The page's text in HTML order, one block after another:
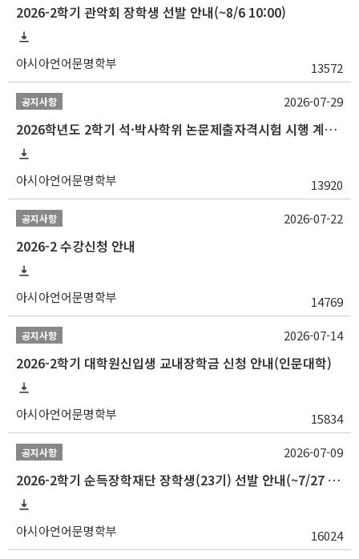
2026-2학기 관악회 장학생 선발 안내(~8/6 10:00)
아시아언어문명학부 13572
공지사항
2026학년도 2학기 석·박사학위 논문제출자격시험 시행 계획 공고
아시아언어문명학부 13920
2026-07-29
공지사항
2026-2 수강신청 안내
아시아언어문명학부 14769
2026-07-22
공지사항
2026-2학기 대학원신입생 교내장학금 신청 안내(인문대학)
아시아언어문명학부 15834
2026-07-14
공지사항
2026-2학기 순득장학재단 장학생(23기) 선발 안내(~7/27 10:00)
아시아언어문명학부 16024
2026-07-09